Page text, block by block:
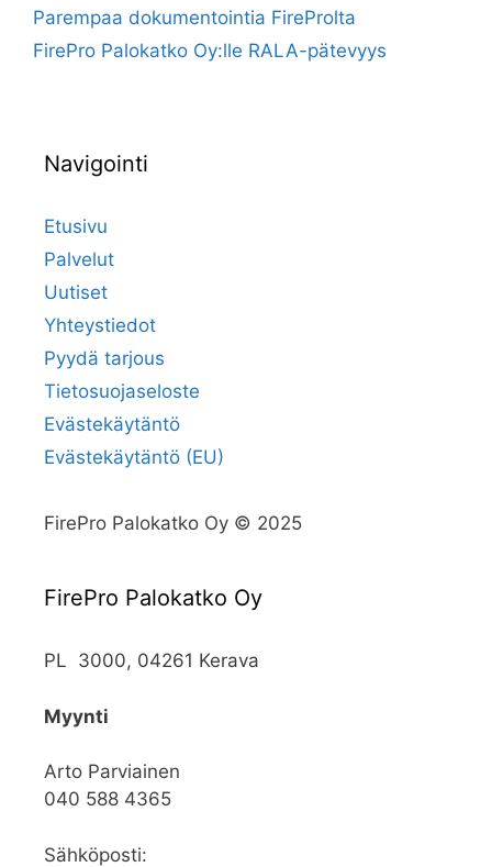
Parempaa dokumentointia FireProlta
FirePro Palokatko Oy:lle RALA-pätevyys
Navigointi
Etusivu
Palvelut
Uutiset
Yhteystiedot
Pyydä tarjous
Tietosuojaseloste
Evästekäytäntö
Evästekäytäntö (EU)
FirePro Palokatko Oy © 2025
FirePro Palokatko Oy
PL 3000, 04261 Kerava
Myynti
Arto Parviainen
040 588 4365
Sähköposti: